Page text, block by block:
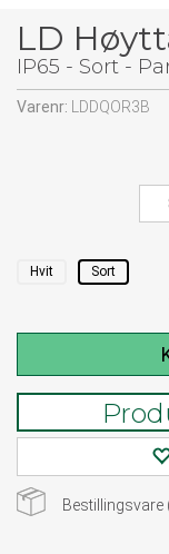
LD
IP65 - Sort -
Varenr: LDDQOR3B
Hvit Sort
Bestillingsvare